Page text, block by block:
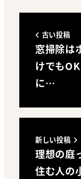
古い投稿
窓掃除は
けでも
に…
新しい投稿
理想の庭
住む人の